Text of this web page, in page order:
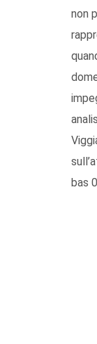
non
bas